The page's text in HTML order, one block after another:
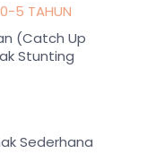
5 TAHUN
(Catch Up
Stunting
Sederhana